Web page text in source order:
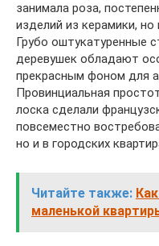
занимала роза,
изделий из керамики,
Грубо оштукатуренные
деревушек обладают
прекрасным фоном для
Провинциальная
лоска сделали
повсеместно
но и в городских
Читайте также:
маленькой